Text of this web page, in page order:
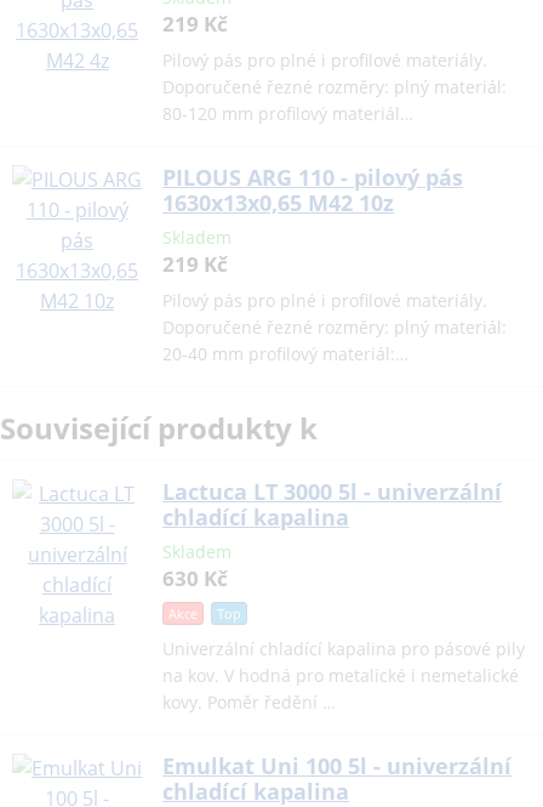
219 Kč
Pilový pás pro plné i profilové materiály.
Doporučené řezné rozměry: plný materiál:
80-120 mm profilový materiál…
PILOUS ARG 110 - pilový pás
1630x13x0,65 M42 10z
Skladem
219 Kč
Pilový pás pro plné i profilové materiály.
Doporučené řezné rozměry: plný materiál:
20-40 mm profilový materiál:…
Související produkty k
Lactuca LT 3000 5l - univerzální
chladící kapalina
Skladem
630 Kč
Akce Top
Univerzální chladící kapalina pro pásové pily
na kov. V hodná pro metalické i nemetalické
kovy. Poměr ředění …
Emulkat Uni 100 5l - univerzální
chladící kapalina